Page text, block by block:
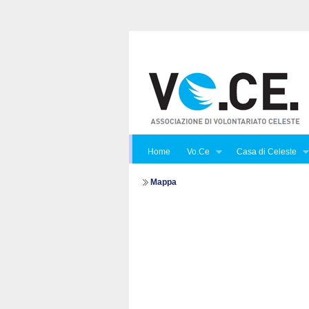
Home Vo.Ce Casa di Celeste
Mappa